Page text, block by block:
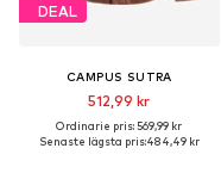
DEAL
CAMPUS SUTRA
512,99 kr
Ordinarie pris: 569,99 kr
Senaste lägsta pris:484,49 kr